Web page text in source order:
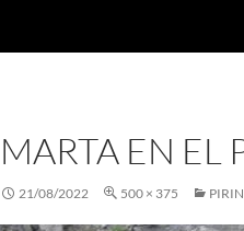
MARTA EN EL
21/08/2022 500 × 375